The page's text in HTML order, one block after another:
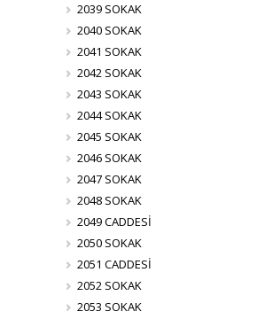
2039 SOKAK
2040 SOKAK
2041 SOKAK
2042 SOKAK
2043 SOKAK
2044 SOKAK
2045 SOKAK
2046 SOKAK
2047 SOKAK
2048 SOKAK
2049 CADDESİ
2050 SOKAK
2051 CADDESİ
2052 SOKAK
2053 SOKAK